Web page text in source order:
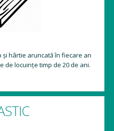
și hârtie aruncată în fiecare an
de locuințe timp de 20 de ani.